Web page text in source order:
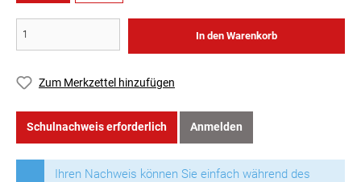
In den Warenkorb
Zum Merkzettel hinzufügen
Schulnachweis erforderlich Anmelden
Ihren Nachweis können Sie einfach während des